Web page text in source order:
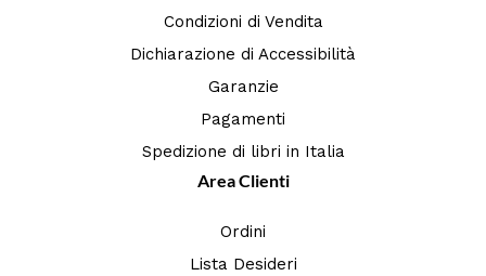
Condizioni di Vendita
Dichiarazione di Accessibilità
Garanzie
Pagamenti
Spedizione di libri in Italia
Area Clienti
Ordini
Lista Desideri